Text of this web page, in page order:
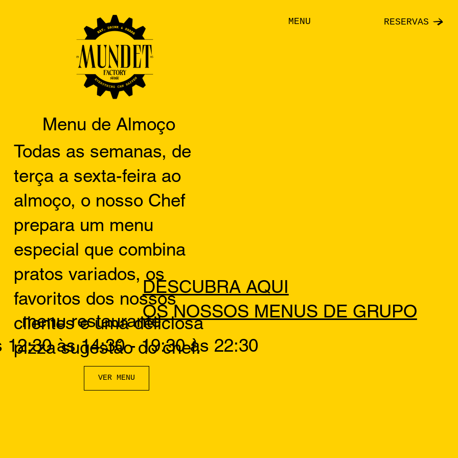
MENU RESERVAS
Menu de Almoço
Todas as semanas, de
terça a sexta-feira ao
almoço, o nosso Chef
prepara um menu
especial que combina
pratos variados, os
favoritos dos nossos
clientes e uma deliciosa
pizza sugestão do chef.
VER MENU
menu restaurante
12:30 às 14:30 - 19:30 às 22:30
DESCUBRA AQUI
OS NOSSOS MENUS DE GRUPO